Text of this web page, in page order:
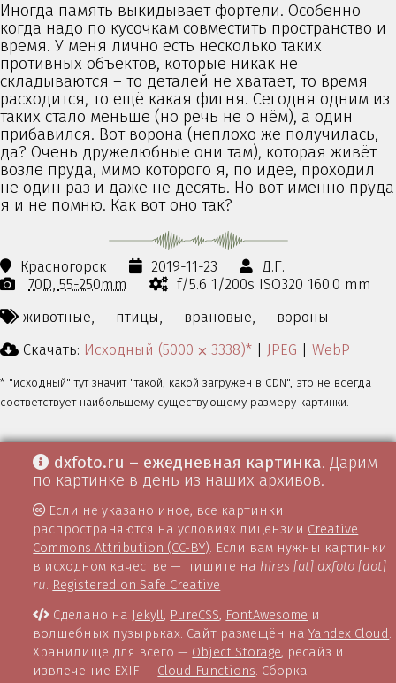
Иногда память выкидывает фортели. Особенно
когда надо по кусочкам совместить пространство и
время. У меня лично есть несколько таких
противных объектов, которые никак не
складываются – то деталей не хватает, то время
расходится, то ещё какая фигня. Сегодня одним из
таких стало меньше (но речь не о нём), а один
прибавился. Вот ворона (неплохо же получилась,
да? Очень дружелюбные они там), которая живёт
возле пруда, мимо которого я, по идее, проходил
не один раз и даже не десять. Но вот именно пруда
я и не помню. Как вот оно так?
Красногорск 2019-11-23
Д.Г.
70D 55-250mm
f/5.6 1/200s ISO320 160.0 mm
животные,
птицы, врановые,
вороны
Скачать: Исходный (5000 ⨉ 3338)* | JPEG | WebP
* "исходный" тут значит "такой, какой загружен в CDN", это не всегда
соответствует наибольшему существующему размеру картинки.
dxfoto.ru – ежедневная картинка. Дарим
по картинке в день из наших архивов.
Если не указано иное, все картинки
распространяются на условиях лицензии Creative
Commons Attribution (CC-BY). Если вам нужны картинки
в исходном качестве — пишите на hires [at] dxfoto [dot]
ru. Registered on Safe Creative
Сделано на Jekyll, PureCSS, FontAwesome и
волшебных пузырьках. Сайт размещён наYandex Cloud .
Хранилище для всего — Object Storage, ресайз и
извлечение EXIF — Cloud Functions. Сборка